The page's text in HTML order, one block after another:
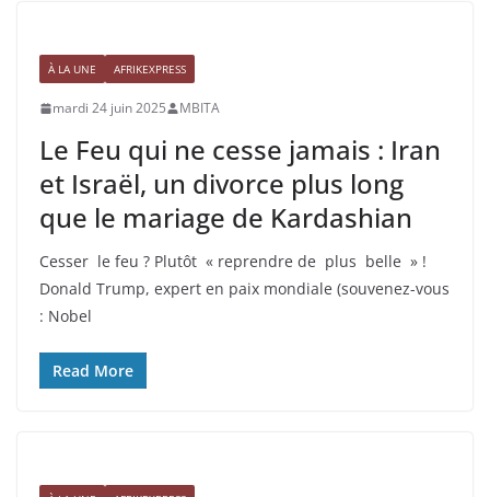
À LA UNE AFRIKEXPRESS
mardi 24 juin 2025 MBITA
Le Feu qui ne cesse jamais : Iran
et Israël, un divorce plus long
que le mariage de Kardashian
Cesser le feu ? Plutôt « reprendre de plus belle » !
Donald Trump, expert en paix mondiale (souvenez-vous
: Nobel
Read More